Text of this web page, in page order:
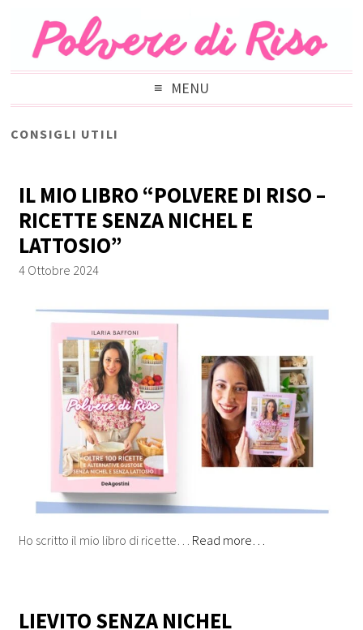
MENU
CONSIGLI UTILI
IL MIO LIBRO “POLVERE DI RISO –
RICETTE SENZA NICHEL E
LATTOSIO”
4 Ottobre 2024
Ho scritto il mio libro di ricette… Read more…
LIEVITO SENZA NICHEL